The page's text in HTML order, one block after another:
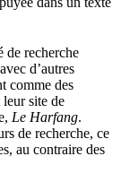
de recherche
d’autres
comme des
site de
Le Harfang.
de recherche, ce
au contraire des